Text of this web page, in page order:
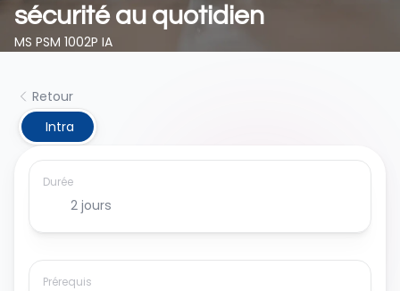
sécurité au quotidien
MS PSM 1002P IA
Retour
Intra
Durée
2 jours
Prérequis